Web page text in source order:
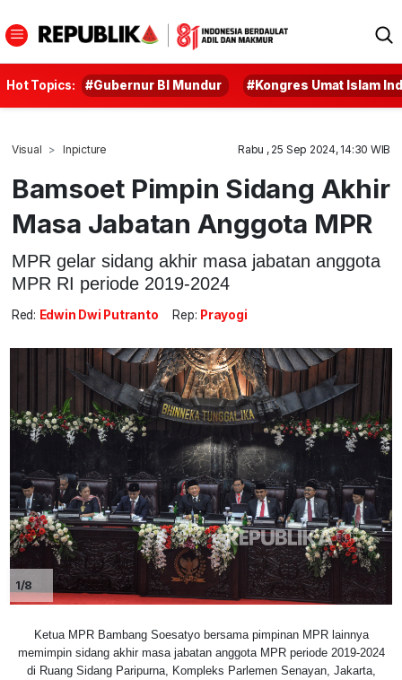
Hot Topics: #Gubernur BI Mundur #Kongres Umat Islam
Visual Inpicture Rabu , 25 Sep 2024, 14:30 WIB
Bamsoet Pimpin Sidang Akhir
Masa Jabatan Anggota MPR
MPR gelar sidang akhir masa jabatan anggota
MPR RI periode 2019-2024
Red: Edwin Dwi Putranto Rep: Prayogi
1/8
Ketua MPR Bambang Soesatyo bersama pimpinan MPR lainnya
memimpin sidang akhir masa jabatan anggota MPR periode 2019-2024
di Ruang Sidang Paripurna, Kompleks Parlemen Senayan, Jakarta,